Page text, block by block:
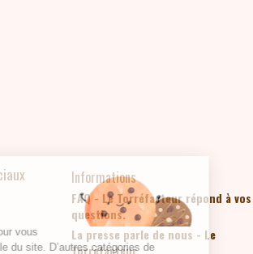
Informations
FAQ - Le Torréfacteur répond à vos
questions.
La presse parle de nous - Le
pour vous
optimale du site. D’autres catégories de